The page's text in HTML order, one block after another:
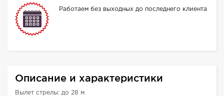
Работаем без выходных до последнего клиента
Описание и характеристики
Вылет стрелы: до 28 м